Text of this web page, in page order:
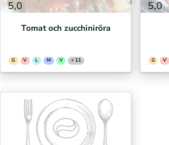
5,0 4
Tomat och zucchiniröra
G V L M V + 11
5,0
G V